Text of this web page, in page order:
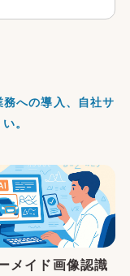
への導入、自社サ
。
メイド画像認識